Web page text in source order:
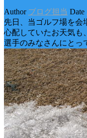
Author ブログ担当 Date
先日、当ゴルフ場を会
心配していたお天気も
選手のみなさんにとっ